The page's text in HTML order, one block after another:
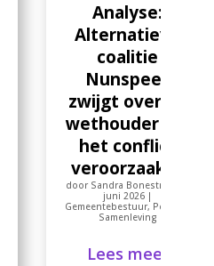
Analyse:
Alternatieve
coalitie
Nunspeet
zwijgt over de
wethouder die
het conflict
veroorzaakte
door Sandra Bonestroo
juni 2026 |
Gemeentebestuur, Politiek
Samenleving
Lees meer